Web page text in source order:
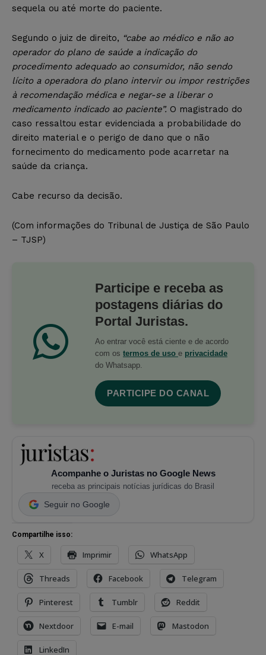
sequela ou até morte do paciente.
Segundo o juiz de direito, “cabe ao médico e não ao
operador do plano de saúde a indicação do
procedimento adequado ao consumidor, não sendo
lícito a operadora do plano intervir ou impor restrições
à recomendação médica e negar-se a liberar o
medicamento indicado ao paciente”. O magistrado do
caso ressaltou estar evidenciada a probabilidade do
direito material e o perigo de dano que o não
fornecimento do medicamento pode acarretar na
saúde da criança.
Cabe recurso da decisão.
(Com informações do Tribunal de Justiça de São Paulo
– TJSP)
Participe e receba as
postagens diárias do
Portal Juristas.
Ao entrar você está ciente e de acordo
com os termos de uso e privacidade
do Whatsapp.
PARTICIPE DO CANAL
Acompanhe o Juristas no Google News
receba as principais notícias jurídicas do Brasil
Seguir no Google
Compartilhe isso:
X Imprimir WhatsApp
Threads Facebook Telegram
Pinterest Tumblr Reddit
Nextdoor E-mail Mastodon
LinkedIn